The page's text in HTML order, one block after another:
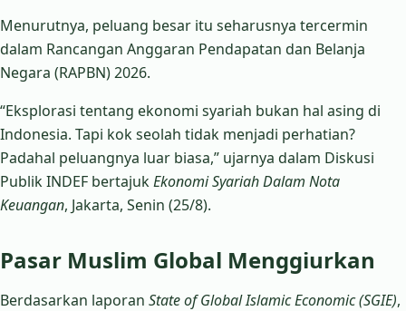
Menurutnya, peluang besar itu seharusnya tercermin
dalam Rancangan Anggaran Pendapatan dan Belanja
Negara (RAPBN) 2026.
“Eksplorasi tentang ekonomi syariah bukan hal asing di
Indonesia. Tapi kok seolah tidak menjadi perhatian?
Padahal peluangnya luar biasa,” ujarnya dalam Diskusi
Publik INDEF bertajukEkonomi Syariah Dalam Nota
Keuangan, Jakarta, Senin (25/8).
Pasar Muslim Global Menggiurkan
Berdasarkan laporan State of Global Islamic Economic (SGIE),